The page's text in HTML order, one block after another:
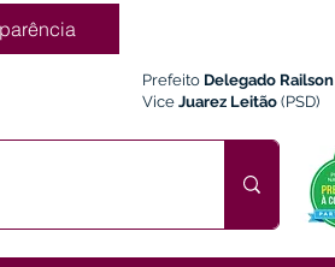
Prefeito Delegado Railson
Vice Juarez Leitão (PSD)